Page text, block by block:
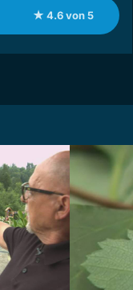
★ 4.6 von 5